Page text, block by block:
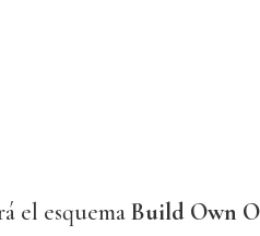
el esquemaBuild Own